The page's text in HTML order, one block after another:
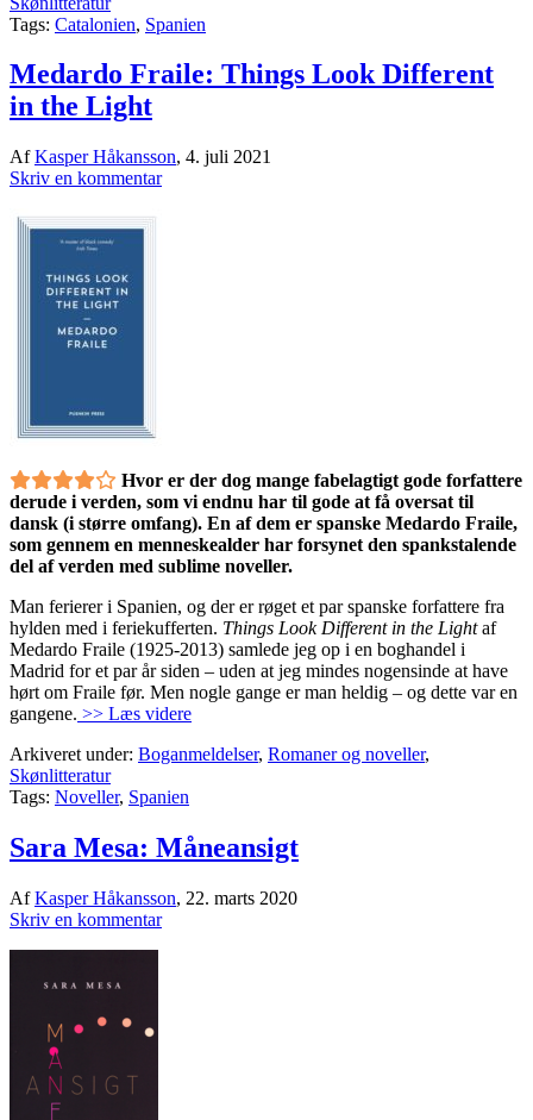
Tags: Catalonien, Spanien
Medardo Fraile: Things Look Different
in the Light
AfKasper Håkansson, 4. juli 2021
Skriv en kommentar
Hvor er der dog mange fabelagtigt gode forfattere
derude i verden, som vi endnu har til gode at få oversat til
dansk (i større omfang). En af dem er spanske Medardo Fraile,
som gennem en menneskealder har forsynet den spankstalende
del af verden med sublime noveller.
Man ferierer i Spanien, og der er røget et par spanske forfattere fra
hylden med i feriekufferten. Things Look Different in the Lightaf
Medardo Fraile (1925-2013) samlede jeg op i en boghandel i
Madrid for et par år siden – uden at jeg mindes nogensinde at have
hørt om Fraile før. Men nogle gange er man heldig – og dette var en
gangene. >> Læs videre
Arkiveret under: Boganmeldelser, Romaner og noveller,
Skønlitteratur
Tags: Noveller, Spanien
Sara Mesa: Måneansigt
AfKasper Håkansson, 22. marts 2020
Skriv en kommentar